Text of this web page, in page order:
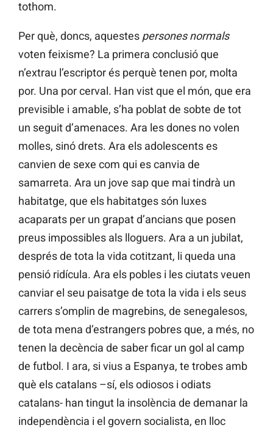
tothom.
Per què, doncs, aquestes persones normals
voten feixisme? La primera conclusió que
n’extrau l’escriptor és perquè tenen por, molta
por. Una por cerval. Han vist que el món, que era
previsible i amable, s’ha poblat de sobte de tot
un seguit d’amenaces. Ara les dones no volen
molles, sinó drets. Ara els adolescents es
canvien de sexe com qui es canvia de
samarreta. Ara un jove sap que mai tindrà un
habitatge, que els habitatges són luxes
acaparats per un grapat d’ancians que posen
preus impossibles als lloguers. Ara a un jubilat,
després de tota la vida cotitzant, li queda una
pensió ridícula. Ara els pobles i les ciutats veuen
canviar el seu paisatge de tota la vida i els seus
carrers s’omplin de magrebins, de senegalesos,
de tota mena d’estrangers pobres que, a més, no
tenen la decència de saber ficar un gol al camp
de futbol. I ara, si vius a Espanya, te trobes amb
què els catalans –sí, els odiosos i odiats
catalans- han tingut la insolència de demanar la
independència i el govern socialista, en lloc